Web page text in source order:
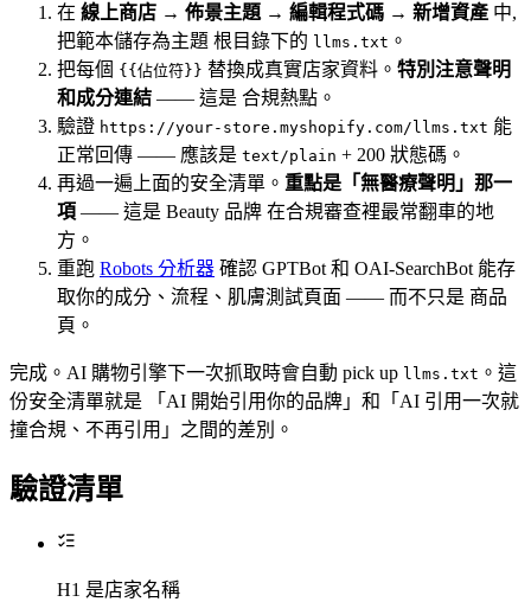
在 線上商店 → 佈景主題 → 編輯程式碼 → 新增資產 中,
把範本儲存為主題 根目錄下的 llms.txt 。
把每個 {{佔位符}} 替換成真實店家資料。 特別注意聲明
和成分連結 —— 這是 合規熱點。
驗證 https://your-store.myshopify.com/llms.txt 能
正常回傳 —— 應該是 text/plain + 200 狀態碼。
再過一遍上面的安全清單。 重點是「無醫療聲明」那一
項 —— 這是 Beauty 品牌 在合規審查裡最常翻車的地
方。
重跑 Robots 分析器 確認 GPTBot 和 OAI-SearchBot 能存
取你的成分、流程、肌膚測試頁面 —— 而不只是 商品
頁。
完成。AI 購物引擎下一次抓取時會自動 pick up llms.txt 。這
份安全清單就是 「AI 開始引用你的品牌」和「AI 引用一次就
撞合規、不再引用」之間的差別。
驗證清單
H1 是店家名稱